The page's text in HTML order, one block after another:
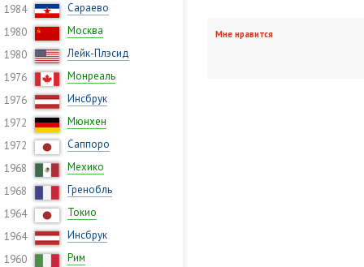
1984
Сараево
1980
Москва
1980
Лейк-Плэсид
1976
Монреаль
1976
Инсбрук
1972
Мюнхен
1972
Саппоро
1968
Мехико
1968
Гренобль
1964
Токио
1964
Инсбрук
1960
Рим
Мне нравится